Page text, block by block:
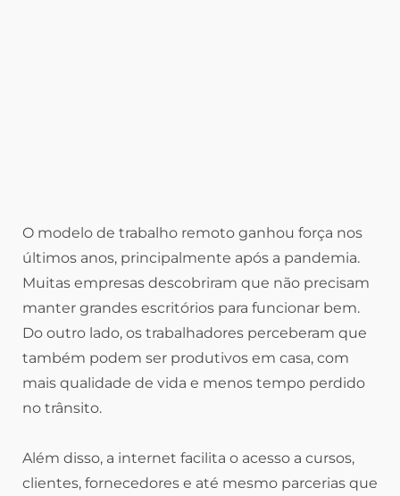
O modelo de trabalho remoto ganhou força nos
últimos anos, principalmente após a pandemia.
Muitas empresas descobriram que não precisam
manter grandes escritórios para funcionar bem.
Do outro lado, os trabalhadores perceberam que
também podem ser produtivos em casa, com
mais qualidade de vida e menos tempo perdido
no trânsito.
Além disso, a internet facilita o acesso a cursos,
clientes, fornecedores e até mesmo parcerias que